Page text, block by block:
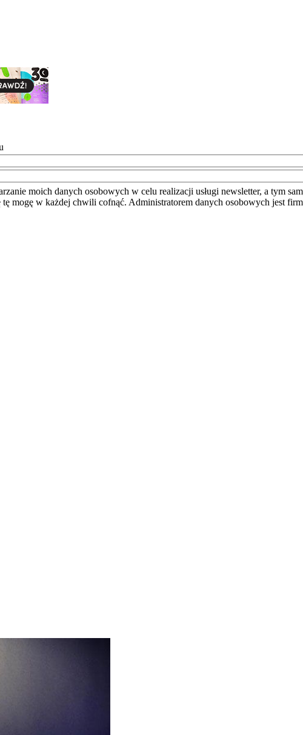
moich danych osobowych w celu realizacji usługi newsletter, a tym
tę mogę w każdej chwili cofnąć. Administratorem danych osobowych jest